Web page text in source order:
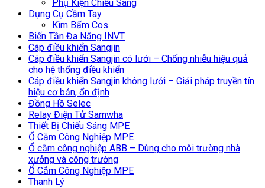
Phụ Kiện Chiếu Sáng
Dụng Cụ Cầm Tay
Kìm Bấm Cos
Biến Tần Đa Năng INVT
Cáp điều khiển Sangjin
Cáp điều khiển Sangjin có lưới – Chống nhiễu hiệu quả
cho hệ thống điều khiển
Cáp điều khiển Sangjin không lưới – Giải pháp truyền tín
hiệu cơ bản, ổn định
Đồng Hồ Selec
Relay Điện Tử Samwha
Thiết Bị Chiếu Sáng MPE
Ổ Cắm Công Nghiệp MPE
Ổ cắm công nghiệp ABB – Dùng cho môi trường nhà
xưởng và công trường
Ổ Cắm Công Nghiệp MPE
Thanh Lý